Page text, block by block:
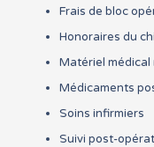
Frais de bloc
Honoraires du
Matériel médical
Médicaments
Soins infirmiers
Suivi post-